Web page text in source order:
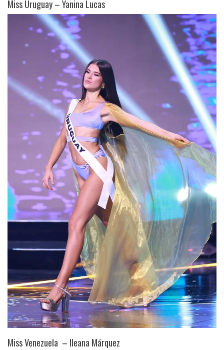
Miss Uruguay – Yanina Lucas
Miss Venezuela – Ileana Márquez